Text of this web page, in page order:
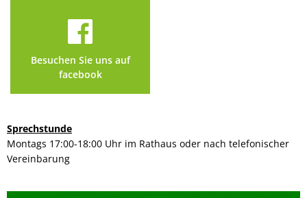
Besuchen Sie uns auf
facebook
Sprechstunde
Montags 17:00-18:00 Uhr im Rathaus oder nach telefonischer
Vereinbarung